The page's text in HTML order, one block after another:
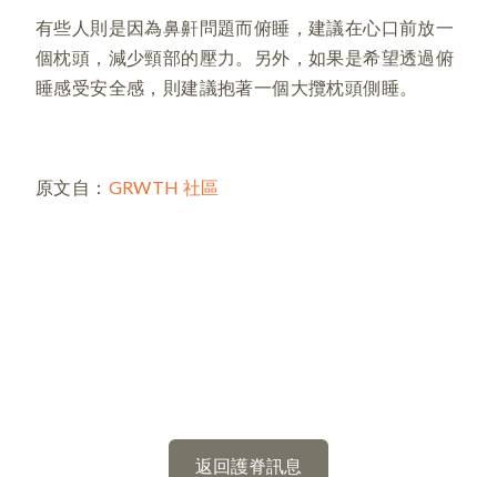
有些人則是因為鼻鼾問題而俯睡，建議在心口前放一
個枕頭，減少頸部的壓力。另外，如果是希望透過俯
睡感受安全感，則建議抱著一個大攬枕頭側睡。
原文自： GRWTH 社區
返回護脊訊息